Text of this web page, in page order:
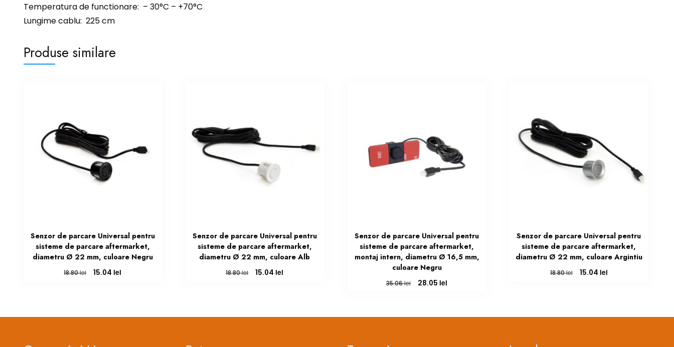
Temperatura de functionare: – 30°C – +70°C
Lungime cablu: 225 cm
Produse similare
Senzor de parcare Universal pentru
sisteme de parcare aftermarket,
diametru Ø 22 mm, culoare Negru
18.80lei
Prețul
15.04 lei
Senzor de parcare Universal pentru
sisteme de parcare aftermarket,
diametru Ø 22 mm, culoare Alb
18.80lei
Prețul
15.04 lei
Senzor de parcare Universal pentru
sisteme de parcare aftermarket,
montaj intern, diametru Ø 16,5 mm,
culoare Negru
35.06lei
Prețul
28.05 lei
Senzor de parcare Universal pentru
sisteme de parcare aftermarket,
diametru Ø 22 mm, culoare Argintiu
18.80lei
Prețul
15.04 leiPrețul